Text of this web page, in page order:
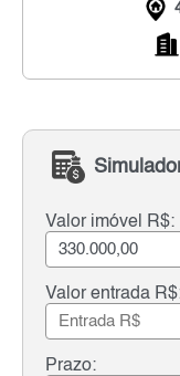
Valor imóvel R$:
Valor entrada
Prazo: